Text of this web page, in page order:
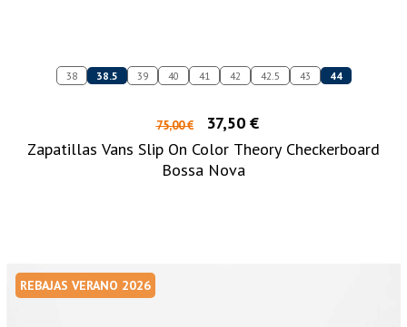
38 38.5 39 40 41 42 42.5 43 44
75,00 €
37,50 €
Zapatillas Vans Slip On Color Theory Checkerboard
Bossa Nova
REBAJAS VERANO 2026